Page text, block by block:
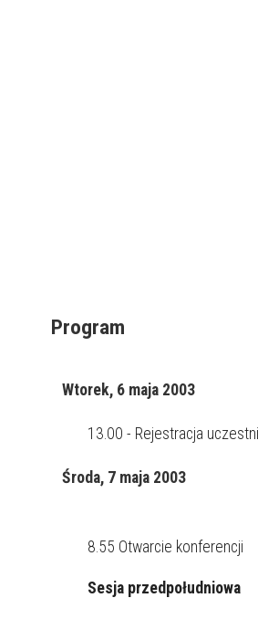
Program
Wtorek, 6 maja 2003
13.00 - Rejestracja
Środa, 7 maja 2003
8.55 Otwarcie konferencji
Sesja przedpołudniowa